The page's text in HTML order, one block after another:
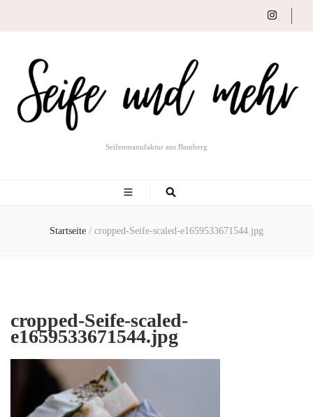
Seifenmanufaktur aus Bamberg
Startseite / cropped-Seife-scaled-e1659533671544.jpg
cropped-Seife-scaled-
e1659533671544.jpg